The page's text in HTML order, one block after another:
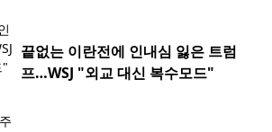
끝없는 이란전에 인내심 잃은 트럼
프…WSJ "외교 대신 복수모드"